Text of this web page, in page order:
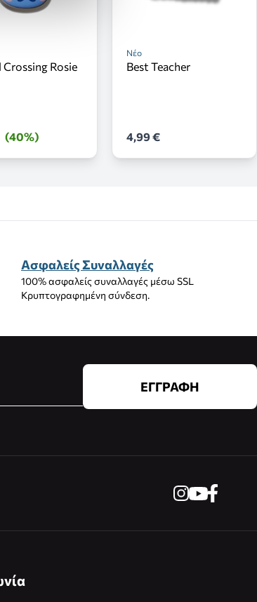
Crossing Rosie
(40%)
Νέο
Best Teacher
4,99 €
Ασφαλείς Συναλλαγές
100% ασφαλείς συναλλαγές μέσω SSL
Κρυπτογραφημένη σύνδεση.
ΕΓΓΡΑΦΗ